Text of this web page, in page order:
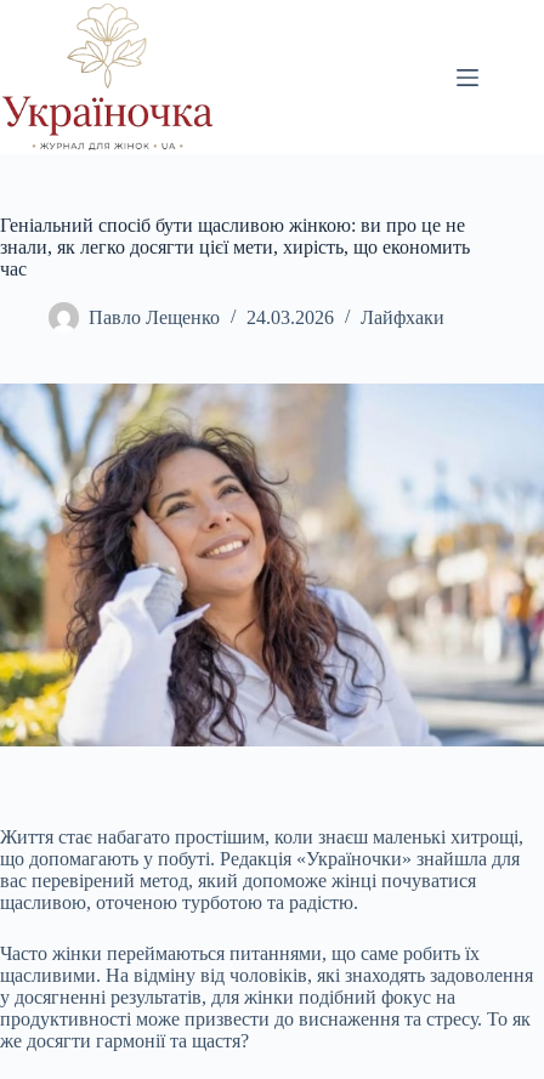
Геніальний спосіб бути щасливою жінкою: ви про це не
знали, як легко досягти цієї мети, хирість, що економить
час
Павло Лещенко 24.03.2026 Лайфхаки
Життя стає набагато простішим, коли знаєш маленькі хитрощі,
що допомагають у побуті. Редакція «Україночки» знайшла для
вас перевірений метод, який допоможе жінці почуватися
щасливою, оточеною турботою та радістю.
Часто жінки переймаються питаннями, що саме робить їх
щасливими. На відміну від чоловіків, які знаходять задоволення
у досягненні результатів, для жінки подібний фокус на
продуктивності може призвести до виснаження та стресу. То як
же досягти гармонії та щастя?